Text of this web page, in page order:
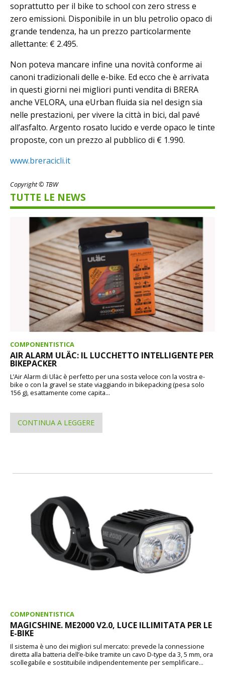
soprattutto per il bike to school con zero stress e
zero emissioni. Disponibile in un blu petrolio opaco di
grande tendenza, ha un prezzo particolarmente
allettante: € 2.495.
Non poteva mancare infine una novità conforme ai
canoni tradizionali delle e-bike. Ed ecco che è arrivata
in questi giorni nei migliori punti vendita di BRERA
anche VELORA, una eUrban fluida sia nel design sia
nelle prestazioni, per vivere la città in bici, dal pavé
all’asfalto. Argento rosato lucido e verde opaco le tinte
proposte, con un prezzo al pubblico di € 1.990.
www.breracicli.it
Copyright © TBW
TUTTE LE NEWS
COMPONENTISTICA
AIR ALARM ULÄC: IL LUCCHETTO INTELLIGENTE PER
BIKEPACKER
L’Air Alarm di Uläc è perfetto per una sosta veloce con la vostra e-
bike o con la gravel se state viaggiando in bikepacking (pesa solo
156 g), esattamente come capita...
CONTINUA A LEGGERE
COMPONENTISTICA
MAGICSHINE. ME2000 V2.0, LUCE ILLIMITATA PER LE
E-BIKE
Il sistema è uno dei migliori sul mercato: prevede la connessione
diretta alla batteria dell’e-bike tramite un cavo D-type da 3, 5 mm, ora
scollegabile e sostituibile indipendentemente per semplificare...